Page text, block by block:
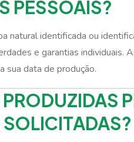
PESSOAIS?
natural identificada ou
e garantias
sua data de produção.
SOLICITADAS?